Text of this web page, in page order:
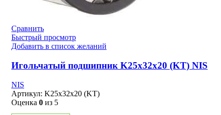
Сравнить
Быстрый просмотр
Добавить в список желаний
Игольчатый подшипник K25x32x20 (KT) NIS
NIS
Артикул: K25x32x20 (KT)
Оценка 0 из 5